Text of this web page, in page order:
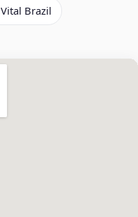
Vital Brazil